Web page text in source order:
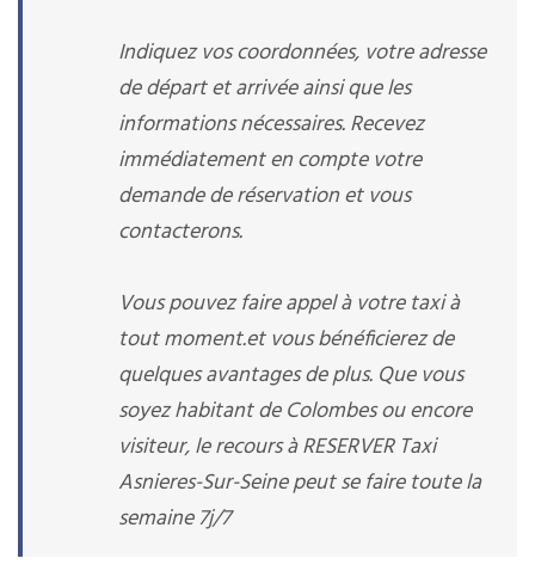
Indiquez vos coordonnées, votre adresse
de départ et arrivée ainsi que les
informations nécessaires. Recevez
immédiatement en compte votre
demande de réservation et vous
contacterons.
Vous pouvez faire appel à votre taxi à
tout moment.et vous bénéficierez de
quelques avantages de plus. Que vous
soyez habitant de Colombes ou encore
visiteur, le recours à RESERVER Taxi
Asnieres-Sur-Seine peut se faire toute la
semaine 7j/7